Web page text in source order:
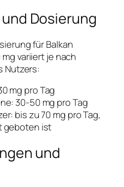
Dosierung
für Balkan
variiert je nach
Nutzers:
mg pro Tag
30-50 mg pro Tag
bis zu 70 mg pro Tag,
geboten ist
und